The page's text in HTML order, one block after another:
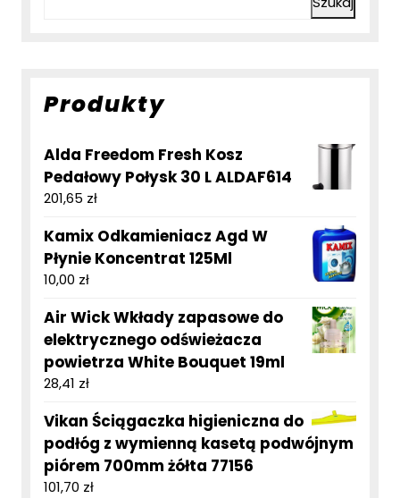
Produkty
Alda Freedom Fresh Kosz
Pedałowy Połysk 30 L ALDAF614
201,65 zł
Kamix Odkamieniacz Agd W
Płynie Koncentrat 125Ml
10,00 zł
Air Wick Wkłady zapasowe do
elektrycznego odświeżacza
powietrza White Bouquet 19ml
28,41 zł
Vikan Ściągaczka higieniczna do
podłóg z wymienną kasetą podwójnym
piórem 700mm żółta 77156
101,70 zł